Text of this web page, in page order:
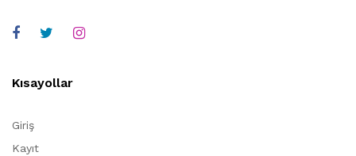
Kısayollar
Giriş
Kayıt